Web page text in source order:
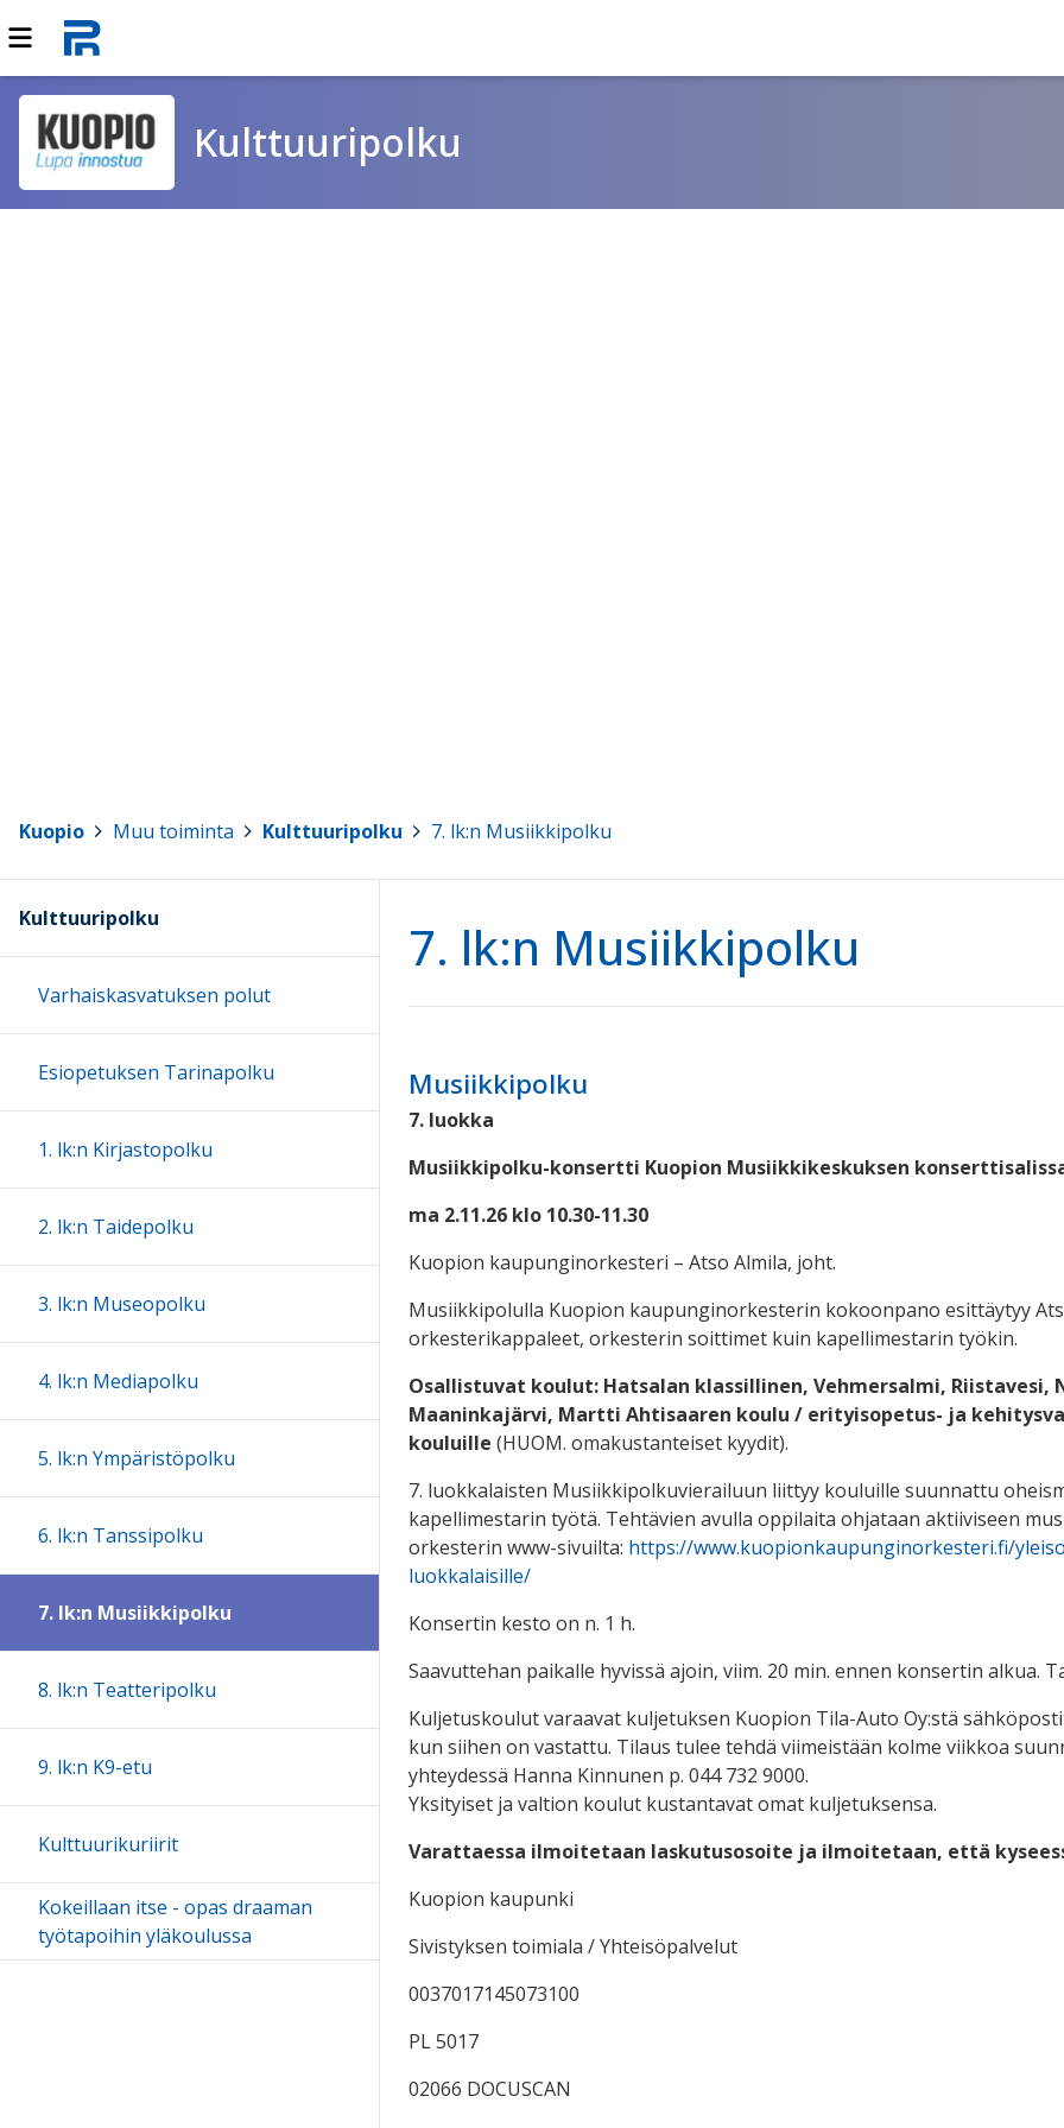
Kulttuuripolku
Kuopio Muu toiminta Kulttuuripolku 7. lk:n Musiikkipolku
7. lk:n Musiikkipolku
Musiikkipolku
7. luokka
Musiikkipolku-konsertti Kuopion Musiikkikeskuksen
ma 2.11.26 klo 10.30-11.30
Kuopion kaupunginorkesteri – Atso Almila, joht.
Musiikkipolulla Kuopion kaupunginorkesterin kokoonpano esittäytyy
orkesterikappaleet, orkesterin soittimet kuin kapellimestarin työkin.
Osallistuvat koulut: Hatsalan klassillinen, Vehmersalmi, Riistavesi,
Maaninkajärvi, Martti Ahtisaaren koulu / erityisopetus- ja
kouluille (HUOM. omakustanteiset kyydit).
7. luokkalaisten Musiikkipolkuvierailuun liittyy kouluille suunnattu
kapellimestarin työtä. Tehtävien avulla oppilaita ohjataan aktiiviseen
orkesterin www-sivuilta: https://www.kuopionkaupunginorkesteri.fi/
luokkalaisille/
Konsertin kesto on n. 1 h.
Saavuttehan paikalle hyvissä ajoin, viim. 20 min. ennen konsertin alkua.
Kuljetuskoulut varaavat kuljetuksen Kuopion Tila-Auto Oy:stä
kun siihen on vastattu. Tilaus tulee tehdä viimeistään kolme viikkoa
yhteydessä Hanna Kinnunen p. 044 732 9000.
Yksityiset ja valtion koulut kustantavat omat kuljetuksensa.
Varattaessa ilmoitetaan laskutusosoite ja ilmoitetaan, että
Kuopion kaupunki
Sivistyksen toimiala /Yhteisöpalvelut
0037017145073100
PL 5017
02066 DOCUSCAN
Kulttuuripolku
Varhaiskasvatuksen polut
Esiopetuksen Tarinapolku
1. lk:n Kirjastopolku
2. lk:n Taidepolku
3. lk:n Museopolku
4. lk:n Mediapolku
5. lk:n Ympäristöpolku
6. lk:n Tanssipolku
7. lk:n Musiikkipolku
8. lk:n Teatteripolku
9. lk:n K9-etu
Kulttuurikuriirit
Kokeillaan itse - opas draaman
työtapoihin yläkoulussa